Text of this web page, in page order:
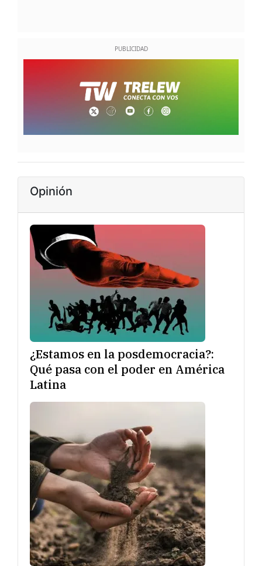
Opinión
¿Estamos en la posdemocracia?:
Qué pasa con el poder en América
Latina